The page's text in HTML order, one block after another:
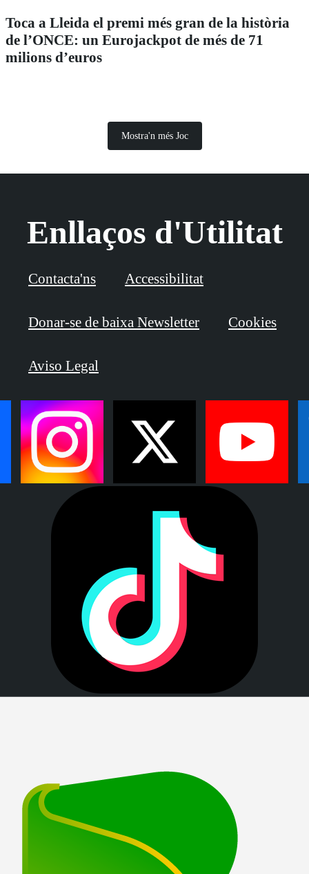
Toca a Lleida el premi més gran de la història
de l’ONCE: un Eurojackpot de més de 71
milions d’euros
Mostra'n més Joc
Enllaços d'Utilitat
Contacta'ns Accessibilitat
Donar-se de baixa Newsletter Cookies
Aviso Legal